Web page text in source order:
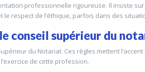
professionnelle rigoureuse. Il insiste
respect de l’éthique, parfois dans des
conseil supérieur du
du Notariat. Ces règles mettent
de cette profession.